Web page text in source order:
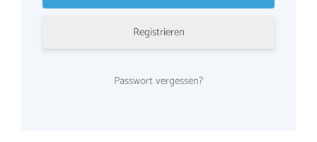
Registrieren
Passwort vergessen?